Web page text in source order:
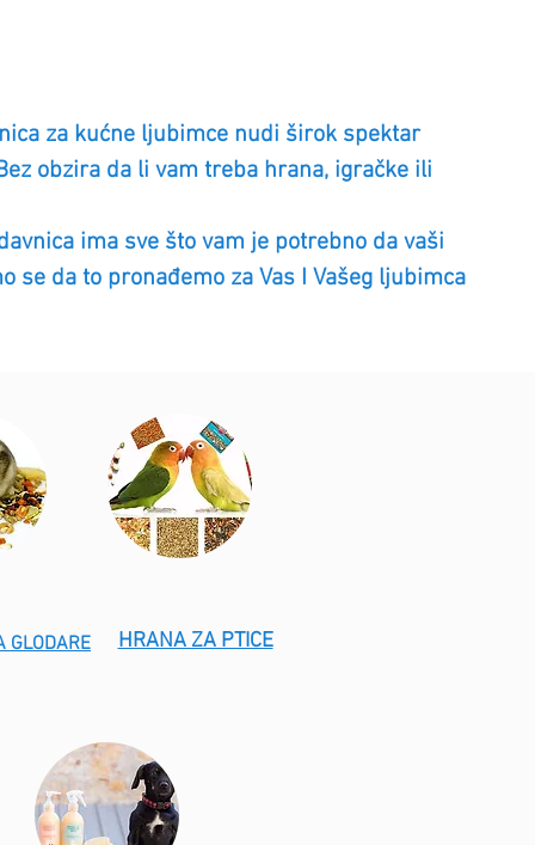
za kućne ljubimce nudi širok spektar
obzira da li vam treba hrana, igračke ili
ima sve što vam je potrebno da vaši
da to pronađemo za Vas I Vašeg ljubimca
GLODARE HRANA ZA PTICE